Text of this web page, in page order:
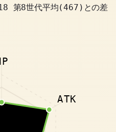
第8世代平均(467)との差
ATK